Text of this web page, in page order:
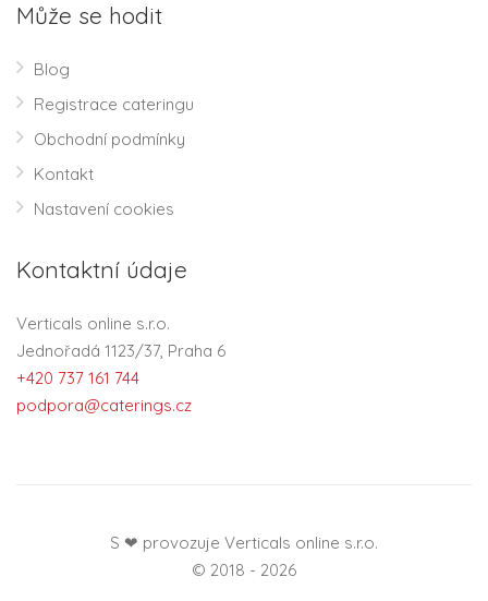
Může se hodit
Blog
Registrace cateringu
Obchodní podmínky
Kontakt
Nastavení cookies
Kontaktní údaje
Verticals online s.r.o.
Jednořadá 1123/37, Praha 6
+420 737 161 744
podpora@caterings.cz
S ❤ provozuje Verticals online s.r.o.
© 2018 - 2026